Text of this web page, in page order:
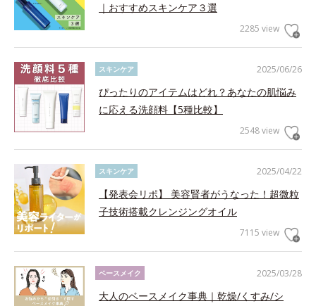
｜おすすめスキンケア３選
2285 view
2025/06/26
スキンケア
ぴったりのアイテムはどれ？あなたの肌悩み
に応える洗顔料【5種比較】
2548 view
2025/04/22
スキンケア
【発表会リポ】 美容賢者がうなった！超微粒
子技術搭載クレンジングオイル
7115 view
2025/03/28
ベースメイク
大人のベースメイク事典｜乾燥/くすみ/シ